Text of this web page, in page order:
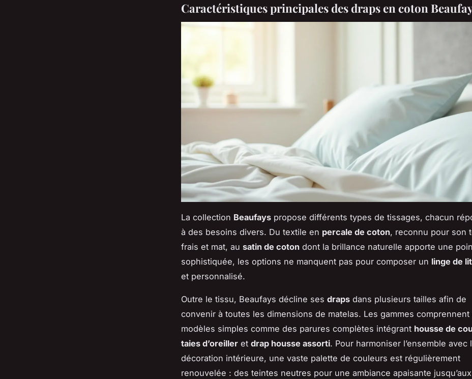
Caractéristiques principales des draps en coton
La collection Beaufays propose différents types de tissages, chacun
à des besoins divers. Du textile en percale de coton, reconnu pour son
frais et mat, au satin de coton dont la brillance naturelle apporte une
sophistiquée, les options ne manquent pas pour composer un linge de
et personnalisé.
Outre le tissu, Beaufays décline ses draps dans plusieurs tailles afin de
convenir à toutes les dimensions de matelas. Les gammes comprennent
modèles simples comme des parures complètes intégrant housse de
taies d’oreiller et drap housse assorti. Pour harmoniser l’ensemble avec
décoration intérieure, une vaste palette de couleurs est régulièrement
renouvelée : des teintes neutres pour une ambiance apaisante jusqu’aux